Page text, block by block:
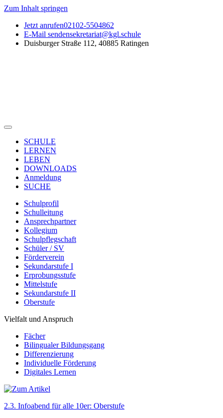
Zum Inhalt springen
Jetzt anrufen02102-5504862
E-Mail sendensekretariat@kgl.schule
Duisburger Straße 112, 40885 Ratingen
SCHULE
LERNEN
LEBEN
DOWNLOADS
Anmeldung
SUCHE
Schulprofil
Schulleitung
Ansprechpartner
Kollegium
Schulpflegschaft
Schüler / SV
Förderverein
Sekundarstufe I
Erprobungsstufe
Mittelstufe
Sekundarstufe II
Oberstufe
Vielfalt und Anspruch
Fächer
Bilingualer Bildungsgang
Differenzierung
Individuelle Förderung
Digitales Lernen
2.3. Infoabend für alle 10er: Oberstufe